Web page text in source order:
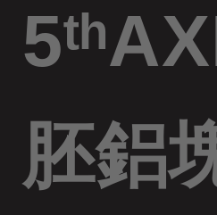
胚鋁